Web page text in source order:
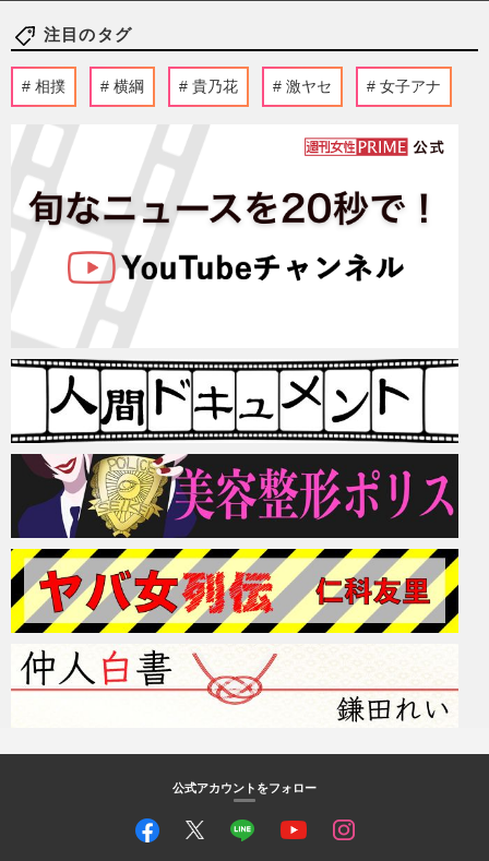
注目のタグ
相撲 横綱 貴乃花 激ヤセ 女子アナ
公式アカウントをフォロー